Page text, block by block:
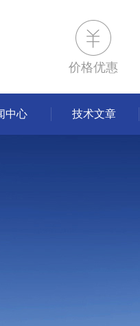
价格优惠
中心 技术文章